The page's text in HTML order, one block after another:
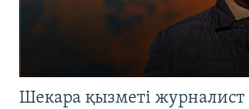
Шекара қызметі